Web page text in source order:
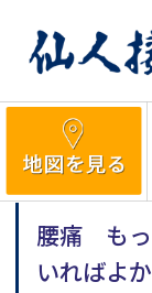
腰痛 もっ
いればよ